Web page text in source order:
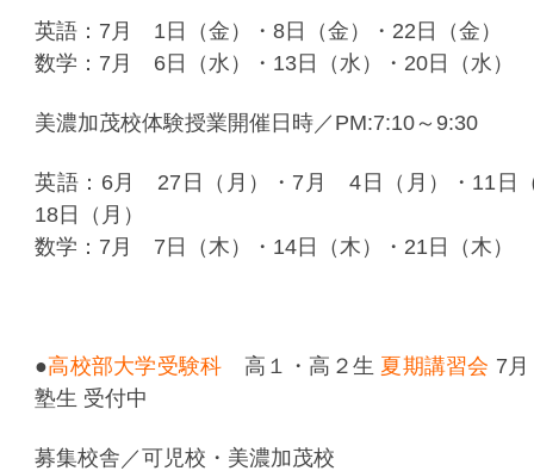
英語：7月 1日（金）・8日（金）・22日（金）
数学：7月 6日（水）・13日（水）・20日（水）
美濃加茂校体験授業開催日時／PM:7:10～9:30
英語：6月 27日（月）・7月 4日（月）・11日
18日（月）
数学：7月 7日（木）・14日（木）・21日（木）
●高校部大学受験科 高１・高２生 夏期講習会 7
塾生 受付中
募集校舎／可児校・美濃加茂校